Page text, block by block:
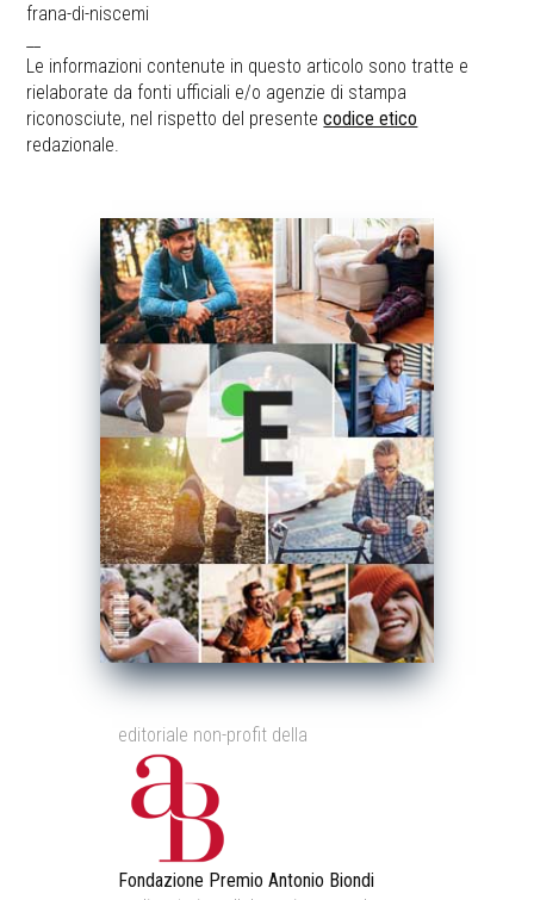
frana-di-niscemi
Le informazioni contenute in questo articolo sono tratte e
rielaborate da fonti ufficiali e/o agenzie di stampa
riconosciute, nel rispetto del presentecodice etico
redazionale.
editoriale non-profit della
Fondazione Premio Antonio Biondi